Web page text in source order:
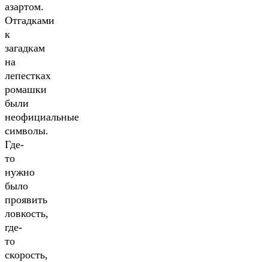
азартом.
Отгадками
к
загадкам
на
лепестках
ромашки
были
неофициальные
символы.
Где-
то
нужно
было
проявить
ловкость,
где-
то
скорость,